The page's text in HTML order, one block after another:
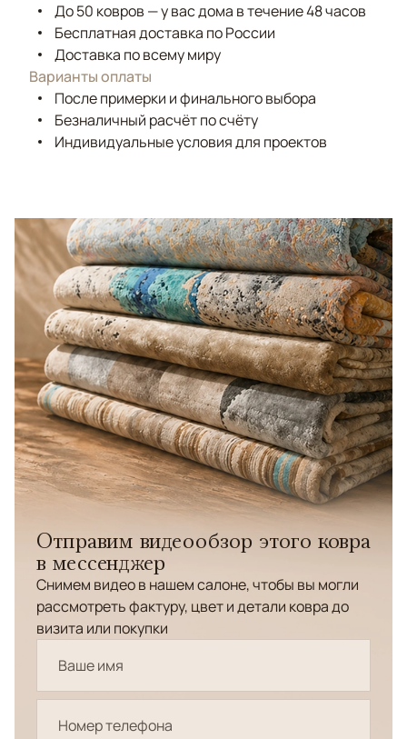
До 50 ковров — у вас дома в течение 48 часов
Бесплатная доставка по России
Доставка по всему миру
Варианты оплаты
После примерки и финального выбора
Безналичный расчёт по счёту
Индивидуальные условия для проектов
Отправим видеообзор этого ковра
в мессенджер
Снимем видео в нашем салоне, чтобы вы могли
рассмотреть фактуру, цвет и детали ковра до
визита или покупки